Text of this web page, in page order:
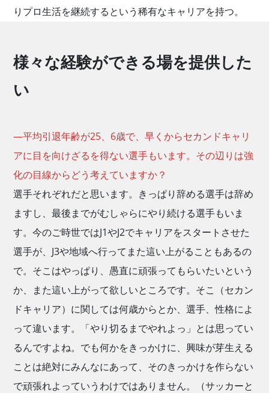
りプロ生活を継続するという稀有なキャリアを持つ。
様々な経験ができる場を提供した
い
―平均引退年齢が25、6歳で、早くからセカンドキャリ
アに目を向けざるを得ない選手もいます。その辺りは強
化の目線からどう考えていますか？
選手それぞれだと思います。きっぱり辞める選手は辞め
ますし、最後までがむしゃらにやり続ける選手もいま
す。今のご時世ではJ1やJ2でキャリアをスタートさせた
選手が、J3や地域へ行ってまた這い上がることもあるの
で。そこはやっぱり、愚直に頑張ってもらいたいという
か、また這い上がって欲しいところです。そこ（セカン
ドキャリア）に関しては何歳からとか、選手、性格によ
って違います。「やり切るまでやれよっ」とは思ってい
るんですよね。でも何かをきっかけに、興味が芽生える
ことは絶対にみんなにあって、そのきっかけを作らない
で頑張れよっていうわけではありません。（サッカーと